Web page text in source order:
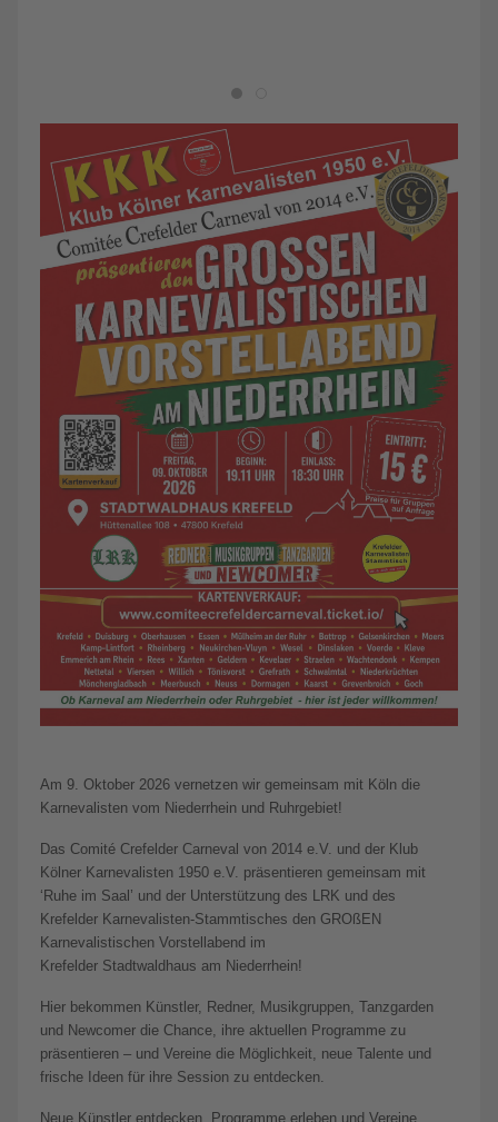
Am 9. Oktober 2026 vernetzen wir gemeinsam mit Köln die
Karnevalisten vom Niederrhein und Ruhrgebiet!
Das Comité Crefelder Carneval von 2014 e.V. und der Klub
Kölner Karnevalisten 1950 e.V. präsentieren gemeinsam mit
‘Ruhe im Saal’ und der Unterstützung des LRK und des
Krefelder Karnevalisten-Stammtisches den GROßEN
Karnevalistischen Vorstellabend im
Krefelder Stadtwaldhaus am Niederrhein!
Hier bekommen Künstler, Redner, Musikgruppen, Tanzgarden
und Newcomer die Chance, ihre aktuellen Programme zu
präsentieren – und Vereine die Möglichkeit, neue Talente und
frische Ideen für ihre Session zu entdecken.
Neue Künstler entdecken, Programme erleben und Vereine